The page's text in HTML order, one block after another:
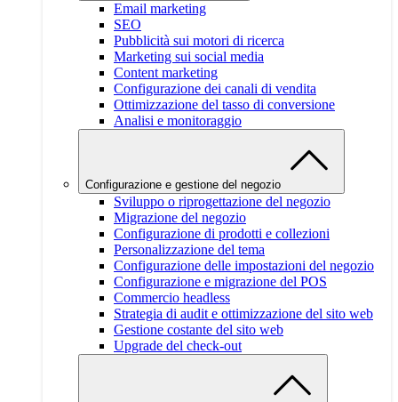
Email marketing
SEO
Pubblicità sui motori di ricerca
Marketing sui social media
Content marketing
Configurazione dei canali di vendita
Ottimizzazione del tasso di conversione
Analisi e monitoraggio
Configurazione e gestione del negozio
Sviluppo o riprogettazione del negozio
Migrazione del negozio
Configurazione di prodotti e collezioni
Personalizzazione del tema
Configurazione delle impostazioni del negozio
Configurazione e migrazione del POS
Commercio headless
Strategia di audit e ottimizzazione del sito web
Gestione costante del sito web
Upgrade del check-out